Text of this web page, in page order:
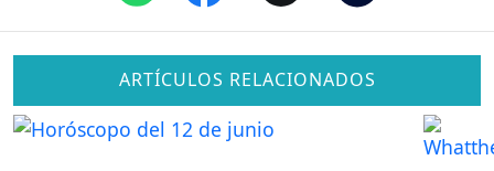
ARTÍCULOS RELACIONADOS